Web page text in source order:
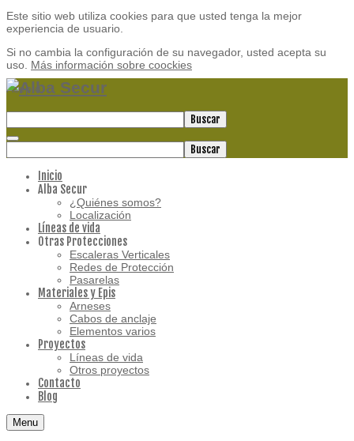
Este sitio web utiliza cookies para que usted tenga la mejor
experiencia de usuario.
Si no cambia la configuración de su navegador, usted acepta su
uso. Más información sobre coockies
Acepto
Buscar
Buscar
Inicio
Alba Secur
¿Quiénes somos?
Localización
Líneas de vida
Otras Protecciones
Escaleras Verticales
Redes de Protección
Pasarelas
Materiales y Epis
Arneses
Cabos de anclaje
Elementos varios
Proyectos
Líneas de vida
Otros proyectos
Contacto
Blog
Menu